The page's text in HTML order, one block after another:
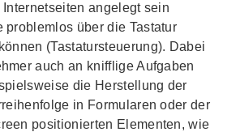
angelegt sein
problemlos über die Tastatur
(Tastatursteuerung). Dabei
auch an knifflige Aufgaben
die Herstellung der
in Formularen oder der
positionierten Elementen, wie